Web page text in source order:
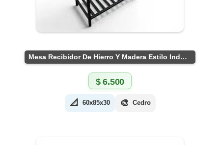
Mesa Recibidor De Hierro Y Madera Estilo Industrial
$6.500
📐 60x85x30 🎨 Cedro